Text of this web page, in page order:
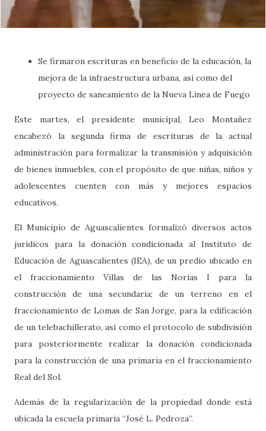
Se firmaron escrituras en beneficio de la educación, la
mejora de la infraestructura urbana, así como del
proyecto de saneamiento de la Nueva Línea de Fuego
Este martes, el presidente municipal, Leo Montañez
encabezó la segunda firma de escrituras de la actual
administración para formalizar la transmisión y adquisición
de bienes inmuebles, con el propósito de que niñas, niños y
adolescentes cuenten con más y mejores espacios
educativos.
El Municipio de Aguascalientes formalizó diversos actos
jurídicos para la donación condicionada al Instituto de
Educación de Aguascalientes (IEA), de un predio ubicado en
el fraccionamiento Villas de las Norias I para la
construcción de una secundaria; de un terreno en el
fraccionamiento de Lomas de San Jorge, para la edificación
de un telebachillerato, así como el protocolo de subdivisión
para posteriormente realizar la donación condicionada
para la construcción de una primaria en el fraccionamiento
Real del Sol.
Además de la regularización de la propiedad donde está
ubicada la escuela primaria “José L. Pedroza”.